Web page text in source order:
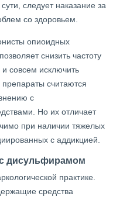
следует наказание за
со здоровьем.
опиоидных
снизить частоту
и совсем исключить
считаются
с
Но их отличает
при наличии тяжелых
с аддикцией.
дисульфирамом
практике.
средства